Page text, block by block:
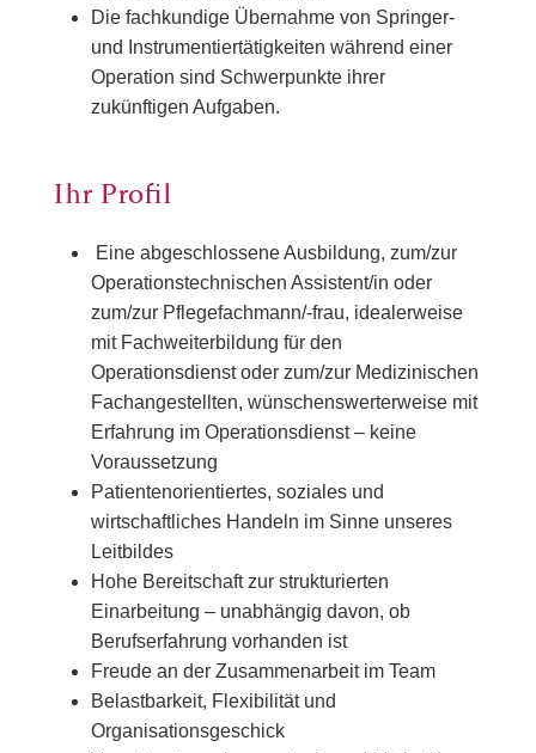
Die fachkundige Übernahme von Springer-
und Instrumentiertätigkeiten während einer
Operation sind Schwerpunkte ihrer
zukünftigen Aufgaben.
Ihr Profil
Eine abgeschlossene Ausbildung, zum/zur
Operationstechnischen Assistent/in oder
zum/zur Pflegefachmann/-frau, idealerweise
mit Fachweiterbildung für den
Operationsdienst oder zum/zur Medizinischen
Fachangestellten, wünschenswerterweise mit
Erfahrung im Operationsdienst – keine
Voraussetzung
Patientenorientiertes, soziales und
wirtschaftliches Handeln im Sinne unseres
Leitbildes
Hohe Bereitschaft zur strukturierten
Einarbeitung – unabhängig davon, ob
Berufserfahrung vorhanden ist
Freude an der Zusammenarbeit im Team
Belastbarkeit, Flexibilität und
Organisationsgeschick